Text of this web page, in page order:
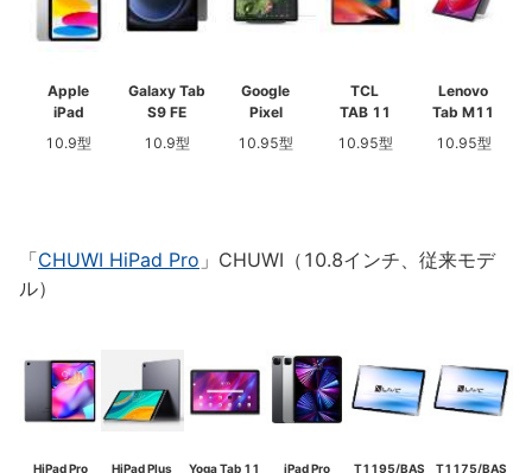
Apple
iPad
10.9型
Galaxy Tab
S9 FE
10.9型
Google
Pixel
10.95型
TCL
TAB 11
10.95型
Lenovo
Tab M11
10.95型
「CHUWI HiPad Pro 」CHUWI（10.8インチ、従来モデ
ル）
HiPad Pro
HiPad Plus
Yoga Tab 11
iPad Pro
T1195/BAS
T1175/BAS